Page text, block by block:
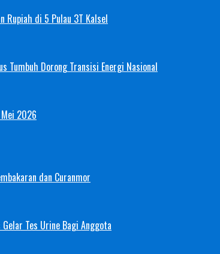
Rupiah di 5 Pulau 3T Kalsel
Tumbuh Dorong Transisi Energi Nasional
2026
dan Curanmor
Tes Urine Bagi Anggota